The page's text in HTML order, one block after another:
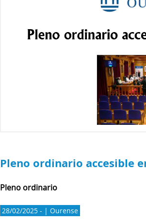
Pleno ordinario accesible
Pleno ordinario
28/02/2025 - | Ourense